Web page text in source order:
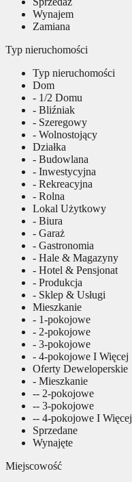
Wynajem
Zamiana
Typ nieruchomości
Typ nieruchomości
Dom
- 1/2 Domu
- Bliźniak
- Szeregowy
- Wolnostojący
Działka
- Budowlana
- Inwestycyjna
- Rekreacyjna
- Rolna
Lokal Użytkowy
- Biura
- Garaż
- Gastronomia
- Hale & Magazyny
- Hotel & Pensjonat
- Produkcja
- Sklep & Usługi
Mieszkanie
- 1-pokojowe
- 2-pokojowe
- 3-pokojowe
- 4-pokojowe I Więcej
Oferty Deweloperskie
- Mieszkanie
-- 2-pokojowe
-- 3-pokojowe
-- 4-pokojowe I Więcej
Sprzedane
Wynajęte
Miejscowość